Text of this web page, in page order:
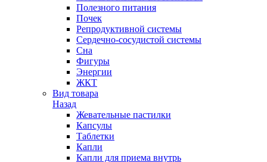
Полезного питания
Почек
Репродуктивной системы
Сердечно-сосудистой системы
Сна
Фигуры
Энергии
ЖКТ
Вид товара
Назад
Жевательные пастилки
Капсулы
Таблетки
Капли
Капли для приема внутрь